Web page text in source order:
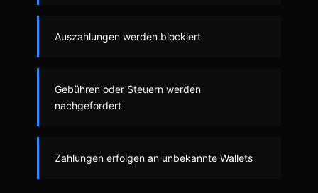
Auszahlungen werden blockiert
Gebühren oder Steuern werden
nachgefordert
Zahlungen erfolgen an unbekannte Wallets